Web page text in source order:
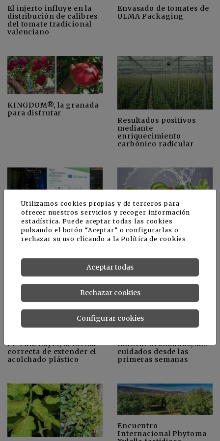
El injerto influye en la
distribución de calibres
del tomate tradicional
valenciano
Envasado de tomates de
ULMA Packaging
KINGDOM®, la granada
para disfrutar
Resultados positivos
mediante
enriquecimiento
carbónico radicular
Adaptación y mitigación
del cambio climático: 10
Bayer to offer access to
its owned glyphosate
FP Film Layer, la forma
correcta de extender el
acolchado plástico
Cultivar arándanos, sus
cuidados desde las
primeras semanas
Encuentro
Internacional Phytoma
Utilizamos cookies propias y de terceros para
ofrecer nuestros servicios y recoger información
estadística. Puede aceptar todas las cookies
pulsando el botón “Aceptar” o configurarlas o
rechazar su uso clicando a laPolítica de cookies
Aceptar todas
Rechazar cookies
Configurar cookies